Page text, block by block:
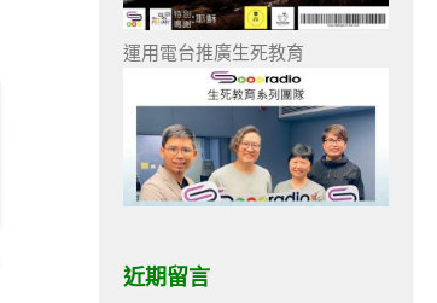
運用電台推廣生死教育
近期留言